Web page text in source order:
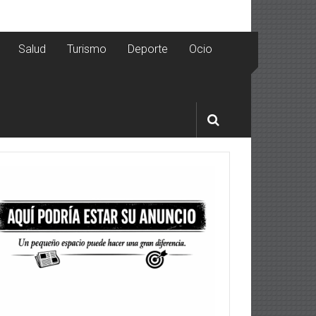
Salud Turismo Deporte Ocio